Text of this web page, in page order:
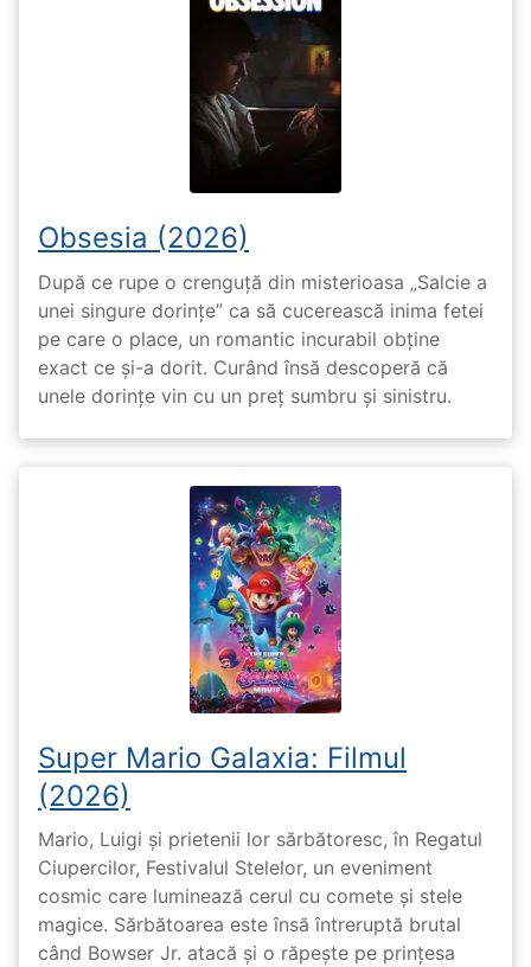
Obsesia (2026)
După ce rupe o crenguță din misterioasa „Salcie a
unei singure dorințe” ca să cucerească inima fetei
pe care o place, un romantic incurabil obține
exact ce și-a dorit. Curând însă descoperă că
unele dorințe vin cu un preț sumbru și sinistru.
Super Mario Galaxia: Filmul
(2026)
Mario, Luigi și prietenii lor sărbătoresc, în Regatul
Ciupercilor, Festivalul Stelelor, un eveniment
cosmic care luminează cerul cu comete și stele
magice. Sărbătoarea este însă întreruptă brutal
când Bowser Jr. atacă și o răpește pe prinţesa